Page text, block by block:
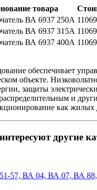
товара
ВА 6937 250А
ВА 6937 315А
ВА 6937 400А
обеспечивает
объекте.
защиты
и
как
другие
57, ВА 04, ВА 07, ВА